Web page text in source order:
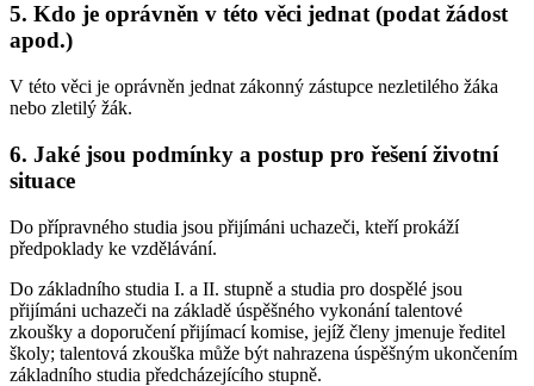
5. Kdo je oprávněn v této věci jednat (podat žádost
apod.)
V této věci je oprávněn jednat zákonný zástupce nezletilého žáka
nebo zletilý žák.
6. Jaké jsou podmínky a postup pro řešení životní
situace
Do přípravného studia jsou přijímáni uchazeči, kteří prokáží
předpoklady ke vzdělávání.
Do základního studia I. a II. stupně a studia pro dospělé jsou
přijímáni uchazeči na základě úspěšného vykonání talentové
zkoušky a doporučení přijímací komise, jejíž členy jmenuje ředitel
školy; talentová zkouška může být nahrazena úspěšným ukončením
základního studia předcházejícího stupně.